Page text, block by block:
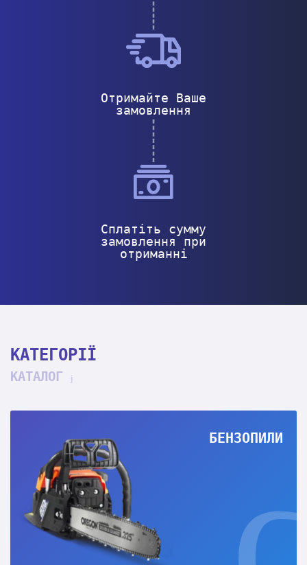
Отримайте Ваше
замовлення
Сплатіть сумму
замовлення при
отриманні
КАТЕГОРІЇ
КАТАЛОГ
БЕНЗОПИЛИ